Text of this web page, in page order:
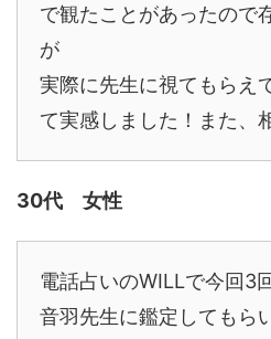
で観たことがあったので
が
実際に先生に視てもらえ
て実感しました！また、
30代 女性
電話占いのWILLで今回3
音羽先生に鑑定してもら